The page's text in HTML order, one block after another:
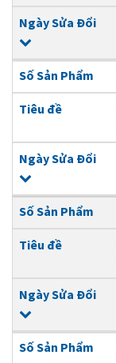
Ngày Sửa Đổi
Số Sản Phẩm
Tiêu đề
Ngày Sửa Đổi
Số Sản Phẩm
Tiêu đề
Ngày Sửa Đổi
Số Sản Phẩm